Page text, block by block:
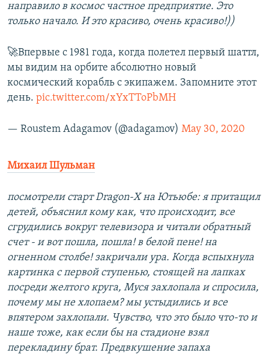
направило в космос частное предприятие. Это
только начало. И это красиво, очень красиво!))
🚀Впервые с 1981 года, когда полетел первый шаттл,
мы видим на орбите абсолютно новый
космический корабль с экипажем. Запомните этот
день. pic.twitter.com/xYxTToPbMH
— Roustem Adagamov (@adagamov) May 30, 2020
Михаил Шульман
посмотрели старт Dragon-Х на Ютьюбе: я притащил
детей, объяснил кому как, что происходит, все
сгрудились вокруг телевизора и читали обратный
счет - и вот пошла, пошла! в белой пене! на
огненном столбе! закричали ура. Когда вспыхнула
картинка с первой ступенью, стоящей на лапках
посреди желтого круга, Муся захлопала и спросила,
почему мы не хлопаем? мы устыдились и все
впятером захлопали. Чувство, что это было что-то и
наше тоже, как если бы на стадионе взял
перекладину брат. Предвкушение запаха